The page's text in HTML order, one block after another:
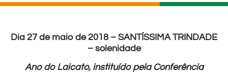
Dia 27 de maio de 2018 – SANTÍSSIMA TRINDADE
– solenidade
Ano do Laicato, instituído pela Conferência